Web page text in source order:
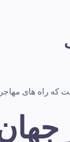
راه های